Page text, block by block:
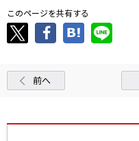
このページを共有する
前へ